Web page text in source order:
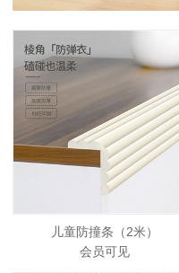
儿童防撞条（2米）
会员可见